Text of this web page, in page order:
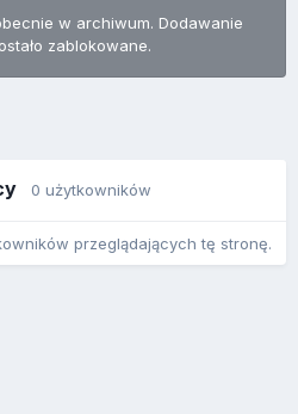
w archiwum. Dodawanie
zablokowane.
0 użytkowników
przeglądających tę stronę.